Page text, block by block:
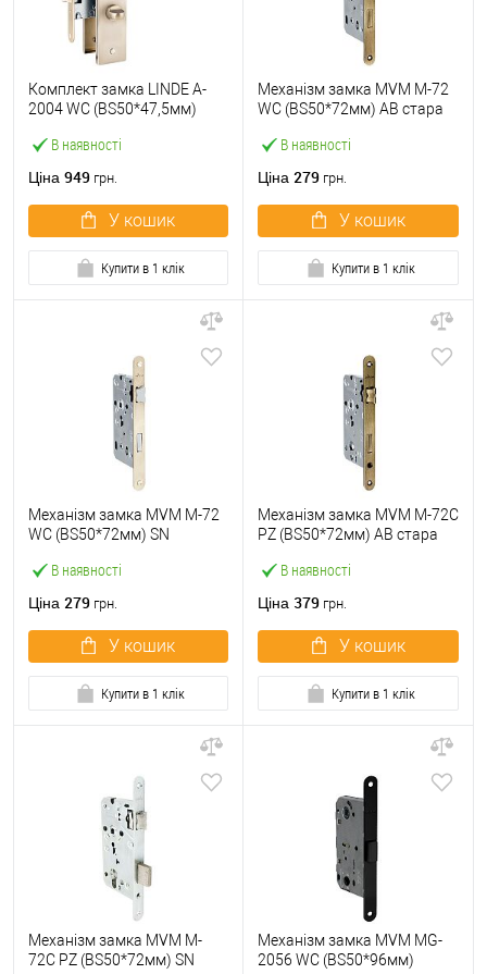
В наявності
Комплект замка LINDE A-
2004 WC (BS50*47,5мм)
полірований хром
Ціна 949 грн.
У кошик
Купити в 1 клік
В наявності
Механізм замка MVM M-72
WC (BS50*72мм) AB стара
Ціна 279 грн.
У кошик
Купити в 1 клік
В наявності
Механізм замка MVM M-72
WC (BS50*72мм) SN
Ціна 279 грн.
У кошик
Купити в 1 клік
В наявності
Механізм замка MVM M-72C
PZ (BS50*72мм) AB стара
Ціна 379 грн.
У кошик
Купити в 1 клік
Механізм замка MVM M-
72C PZ (BS50*72мм) SN
Механізм замка MVM MG-
2056 WC (BS50*96мм)